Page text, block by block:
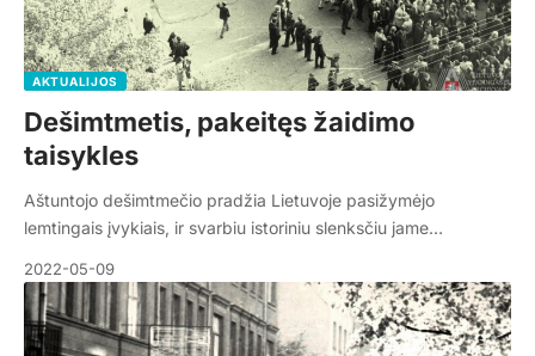
AKTUALIJOS
Dešimtmetis, pakeitęs žaidimo
taisykles
Aštuntojo dešimtmečio pradžia Lietuvoje pasižymėjo
lemtingais įvykiais, ir svarbiu istoriniu slenksčiu jame…
2022-05-09